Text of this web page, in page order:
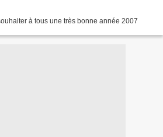
à tous une très bonne année 2007